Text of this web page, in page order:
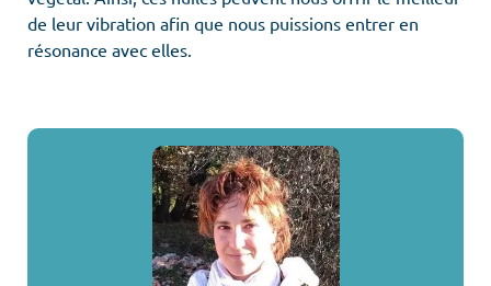
de leur vibration afin que nous puissions entrer en
résonance avec elles.